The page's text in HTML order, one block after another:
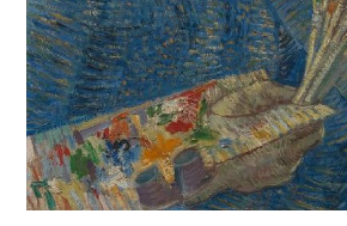
영국 박물관
우피치 미술관
테이트 모던 미술관